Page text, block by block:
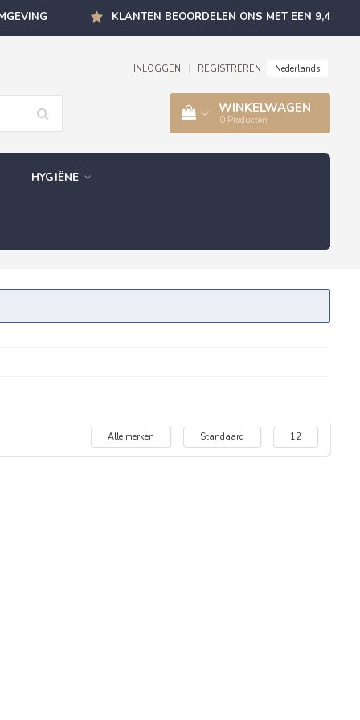
KLANTEN BEOORDELEN ONS MET EEN 9,4
INLOGGEN REGISTREREN Nederlands
WINKELWAGEN
0 Producten
HYGIËNE
Alle merken Standaard 12